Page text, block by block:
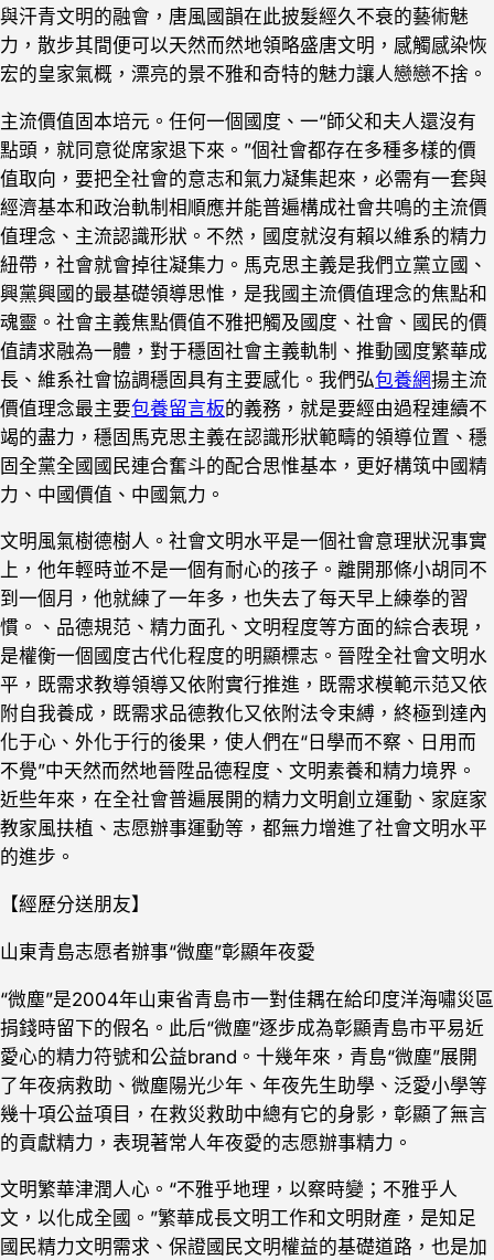
與汗青文明的融會，唐風國韻在此披髮經久不衰的藝術魅
力，散步其間便可以天然而然地領略盛唐文明，感觸感染恢
宏的皇家氣概，漂亮的景不雅和奇特的魅力讓人戀戀不捨。
主流價值固本培元。任何一個國度、一“師父和夫人還沒有
點頭，就同意從席家退下來。”個社會都存在多種多樣的價
值取向，要把全社會的意志和氣力凝集起來，必需有一套與
經濟基本和政治軌制相順應并能普遍構成社會共鳴的主流價
值理念、主流認識形狀。不然，國度就沒有賴以維系的精力
紐帶，社會就會掉往凝集力。馬克思主義是我們立黨立國、
興黨興國的最基礎領導思惟，是我國主流價值理念的焦點和
魂靈。社會主義焦點價值不雅把觸及國度、社會、國民的價
值請求融為一體，對于穩固社會主義軌制、推動國度繁華成
長、維系社會協調穩固具有主要感化。我們弘包養網揚主流
價值理念最主要包養留言板的義務，就是要經由過程連續不
竭的盡力，穩固馬克思主義在認識形狀範疇的領導位置、穩
固全黨全國國民連合奮斗的配合思惟基本，更好構筑中國精
力、中國價值、中國氣力。
文明風氣樹德樹人。社會文明水平是一個社會意理狀況事實
上，他年輕時並不是一個有耐心的孩子。離開那條小胡同不
到一個月，他就練了一年多，也失去了每天早上練拳的習
慣。、品德規范、精力面孔、文明程度等方面的綜合表現，
是權衡一個國度古代化程度的明顯標志。晉陞全社會文明水
平，既需求教導領導又依附實行推進，既需求模範示范又依
附自我養成，既需求品德教化又依附法令束縛，終極到達內
化于心、外化于行的後果，使人們在“日學而不察、日用而
不覺”中天然而然地晉陞品德程度、文明素養和精力境界。
近些年來，在全社會普遍展開的精力文明創立運動、家庭家
教家風扶植、志愿辦事運動等，都無力增進了社會文明水平
的進步。
【經歷分送朋友】
山東青島志愿者辦事“微塵”彰顯年夜愛
“微塵”是2004年山東省青島市一對佳耦在給印度洋海嘯災區
捐錢時留下的假名。此后“微塵”逐步成為彰顯青島市平易近
愛心的精力符號和公益brand。十幾年來，青島“微塵”展開
了年夜病救助、微塵陽光少年、年夜先生助學、泛愛小學等
幾十項公益項目，在救災救助中總有它的身影，彰顯了無言
的貢獻精力，表現著常人年夜愛的志愿辦事精力。
文明繁華津潤人心。“不雅乎地理，以察時變；不雅乎人
文，以化成全國。”繁華成長文明工作和文明財產，是知足
國民精力文明需求、保證國民文明權益的基礎道路，也是加